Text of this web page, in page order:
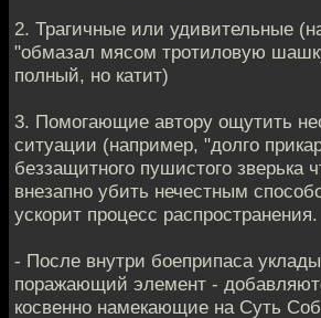
2. Трагичные или удивительные
"обмазал мясом тротиловую
полный, но катит)
3. Помогающие автору ощутить
ситуации (например, "долго
беззащитного пушистого зверька
внезапно убить нечестным
ускорит процесс распространения.
- После внутри боеприпаса
поражающий элемент -
косвенно намекающие на Суть